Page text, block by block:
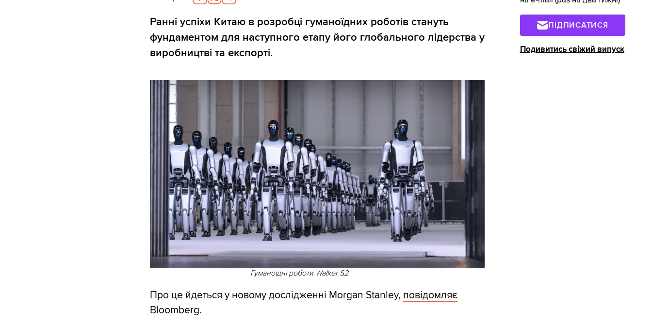
Ранні успіхи Китаю в розробці гуманоїдних роботів стануть
фундаментом для наступного етапу його глобального лідерства у
виробництві та експорті.
Гуманоїдні роботи Walker S2
Про це йдеться у новому дослідженні Morgan Stanley, повідомляє
Bloomberg.
ПІДПИСАТИСЯ
Подивитись свіжий випуск